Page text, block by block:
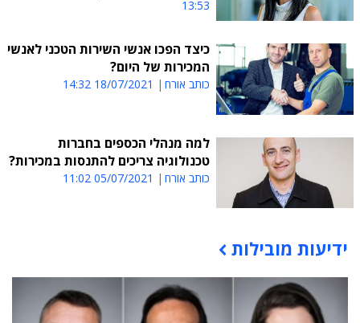
13:53
כיצד הפכו אנשי השירות הטכני לאנשי
המכירות של היום?
כותב אורח 18/07/2021 14:32
למה מנהלי הכספים בחברות
טכנולוגיה צריכים להתנסות במכירות?
כותב אורח 05/07/2021 11:02
תוכן פרסומי
ידיעות מובילות